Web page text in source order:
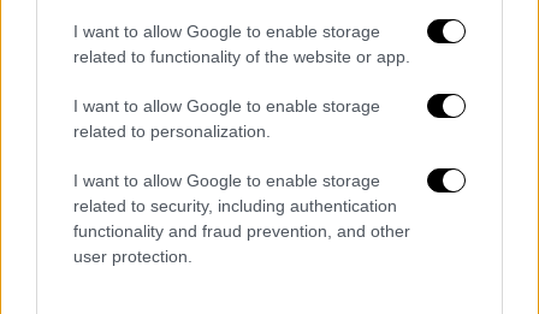
I want to allow Google to enable storage
related to functionality of the website or app.
I want to allow Google to enable storage
related to personalization.
I want to allow Google to enable storage
related to security, including authentication
functionality and fraud prevention, and other
user protection.
ειδήσεις τώρα
μικροβίωμα
τσάι
στρες